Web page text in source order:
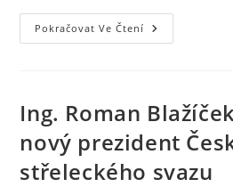
Pokračovat Ve Čtení
Ing. Roman
nový prezident
střeleckého svazu